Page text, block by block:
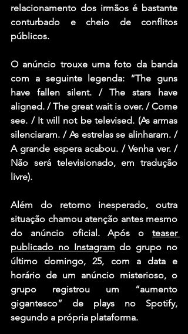
relacionamento dos irmãos é bastante
conturbado e cheio de conflitos
públicos.
O anúncio trouxe uma foto da banda
com a seguinte legenda: “The guns
have fallen silent. / The stars have
aligned. / The great wait is over. / Come
see. / It will not be televised. (As armas
silenciaram. / As estrelas se alinharam. /
A grande espera acabou. / Venha ver. /
Não será televisionado, em tradução
livre).
Além do retorno inesperado, outra
situação chamou atenção antes mesmo
do anúncio oficial. Após o teaser
publicado no Instagram do grupo no
último domingo, 25, com a data e
horário de um anúncio misterioso, o
grupo registrou um “aumento
gigantesco” de plays no Spotify,
segundo a própria plataforma.